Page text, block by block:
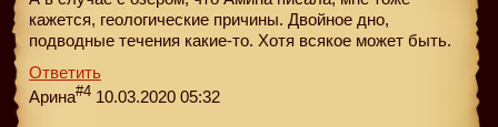
кажется, геологические причины. Двойное дно,
подводные течения какие-то. Хотя всякое может быть.
Ответить
Арина#4 10.03.2020 05:32